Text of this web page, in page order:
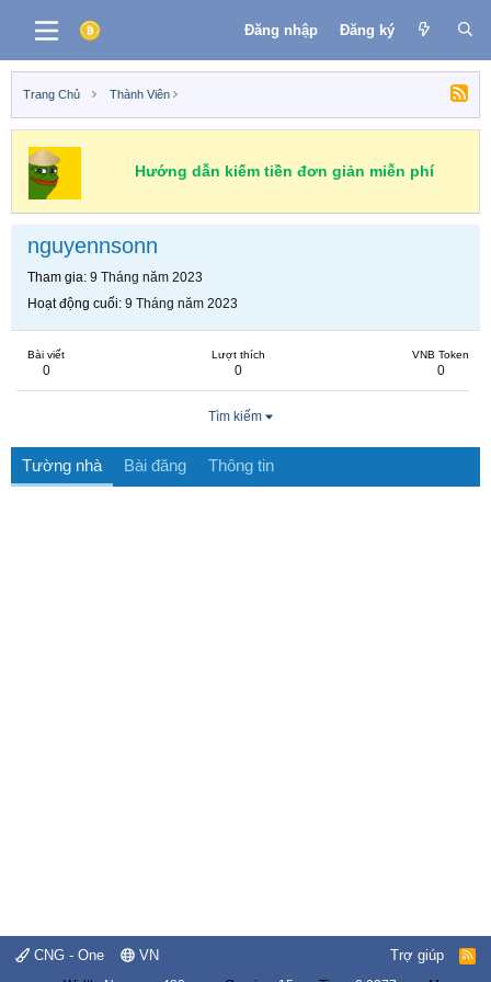
Đăng nhập Đăng ký
Trang Chủ Thành Viên
Hướng dẫn kiếm tiền đơn giản miễn phí
nguyennsonn
Tham gia 9 Tháng năm 2023
Hoạt động cuối 9 Tháng năm 2023
Bài viết
0
Lượt thích
0
VNB Token
0
Tìm kiếm
Tường nhà Bài đăng Thông tin
CNG - One VN Trợ giúp
R